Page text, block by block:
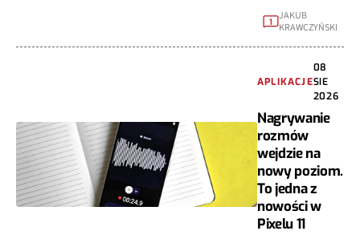
1
JAKUB
KRAWCZYŃSKI
APLIKACJE
08
SIE
2026
Nagrywanie
rozmów
wejdzie na
nowy poziom.
To jedna z
nowości w
Pixelu 11